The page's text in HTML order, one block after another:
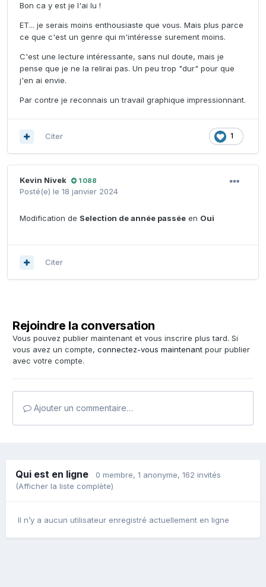
Bon ca y est je l'ai lu !
ET... je serais moins enthousiaste que vous. Mais plus parce
ce que c'est un genre qui m'intéresse surement moins.
C'est une lecture intéressante, sans nul doute, mais je
pense que je ne la relirai pas. Un peu trop "dur" pour que
j'en ai envie.
Par contre je reconnais un travail graphique impressionnant.
1
Citer
Kevin Nivek 1 088
Posté(e) le 18 janvier 2024
Modification de Selection de année passée en Oui
Citer
Rejoindre la conversation
Vous pouvez publier maintenant et vous inscrire plus tard. Si
vous avez un compte, connectez-vous maintenant pour publier
avec votre compte.
Ajouter un commentaire…
Qui est en ligne 0 membre, 1 anonyme, 162 invités
(Afficher la liste complète)
Il n’y a aucun utilisateur enregistré actuellement en ligne